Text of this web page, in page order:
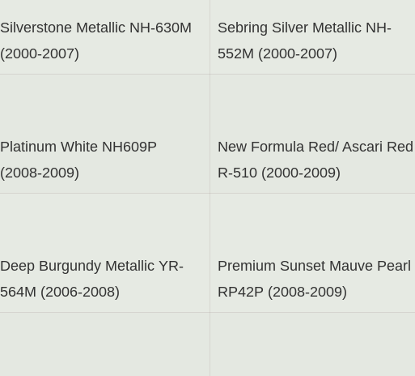
Silverstone Metallic NH-630M
(2000-2007)
Sebring Silver Metallic NH-
552M (2000-2007)
Platinum White NH609P
(2008-2009)
New Formula Red/ Ascari Red
R-510 (2000-2009)
Deep Burgundy Metallic YR-
564M (2006-2008)
Premium Sunset Mauve Pearl
RP42P (2008-2009)